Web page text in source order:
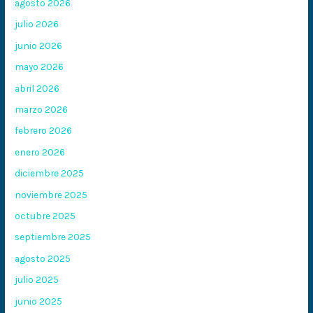
agosto 2026
julio 2026
junio 2026
mayo 2026
abril 2026
marzo 2026
febrero 2026
enero 2026
diciembre 2025
noviembre 2025
octubre 2025
septiembre 2025
agosto 2025
julio 2025
junio 2025